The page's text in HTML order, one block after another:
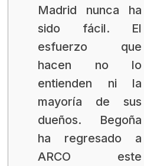
Madrid nunca ha
sido fácil. El
esfuerzo que
hacen no lo
entienden ni la
mayoría de sus
dueños. Begoña
ha regresado a
ARCO este